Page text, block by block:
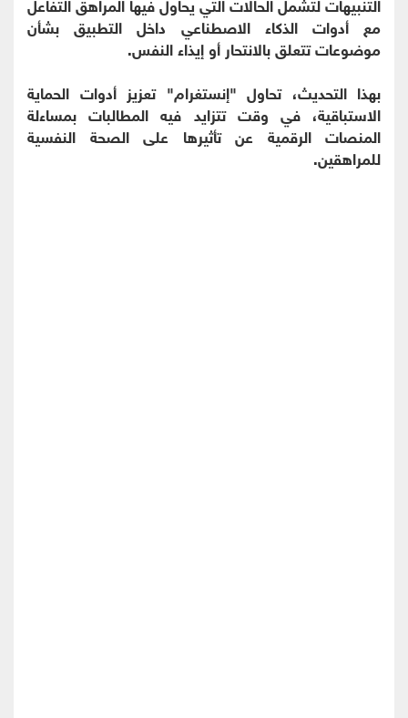
مع أدوات الذكاء الاصطناعي داخل التطبيق بشأن
موضوعات تتعلق بالانتحار أو إيذاء النفس.
بهذا التحديث، تحاول "إنستغرام" تعزيز أدوات الحماية
الاستباقية، في وقت تتزايد فيه المطالبات بمساءلة
المنصات الرقمية عن تأثيرها على الصحة النفسية
للمراهقين.